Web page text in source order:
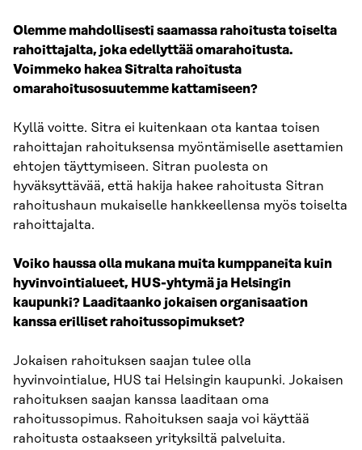
Olemme mahdollisesti saamassa rahoitusta toiselta
rahoittajalta, joka edellyttää omarahoitusta.
Voimmeko hakea Sitralta rahoitusta
omarahoitusosuutemme kattamiseen?
Kyllä voitte. Sitra ei kuitenkaan ota kantaa toisen
rahoittajan rahoituksensa myöntämiselle asettamien
ehtojen täyttymiseen. Sitran puolesta on
hyväksyttävää, että hakija hakee rahoitusta Sitran
rahoitushaun mukaiselle hankkeellensa myös toiselta
rahoittajalta.
Voiko haussa olla mukana muita kumppaneita kuin
hyvinvointialueet, HUS-yhtymä ja Helsingin
kaupunki? Laaditaanko jokaisen organisaation
kanssa erilliset rahoitussopimukset?
Jokaisen rahoituksen saajan tulee olla
hyvinvointialue, HUS tai Helsingin kaupunki. Jokaisen
rahoituksen saajan kanssa laaditaan oma
rahoitussopimus. Rahoituksen saaja voi käyttää
rahoitusta ostaakseen yrityksiltä palveluita.